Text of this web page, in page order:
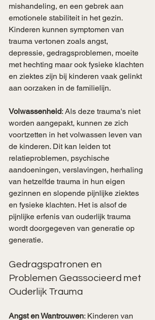
mishandeling, en een gebrek aan
emotionele stabiliteit in het gezin.
Kinderen kunnen symptomen van
trauma vertonen zoals angst,
depressie, gedragsproblemen, moeite
met hechting maar ook fysieke klachten
en ziektes zijn bij kinderen vaak gelinkt
aan oorzaken in de familielijn.
Volwassenheid: Als deze trauma's niet
worden aangepakt, kunnen ze zich
voortzetten in het volwassen leven van
de kinderen. Dit kan leiden tot
relatieproblemen, psychische
aandoeningen, verslavingen, herhaling
van hetzelfde trauma in hun eigen
gezinnen en slopende pijnlijke ziektes
en fysieke klachten. Het is alsof de
pijnlijke erfenis van ouderlijk trauma
wordt doorgegeven van generatie op
generatie.
Gedragspatronen en
Problemen Geassocieerd met
Ouderlijk Trauma
Angst en Wantrouwen: Kinderen van